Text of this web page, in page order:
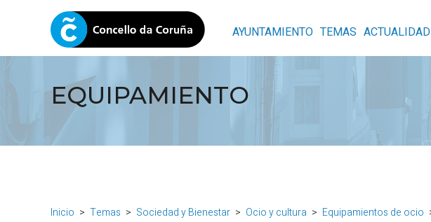
AYUNTAMIENTO TEMAS ACTUALIDAD
EQUIPAMIENTO
Inicio Temas Sociedad y Bienestar Ocio y cultura Equipamientos de ocio